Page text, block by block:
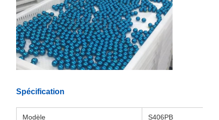
Spécification
Modèle S406PB